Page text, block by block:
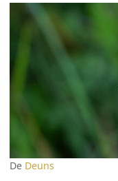
De Deuns